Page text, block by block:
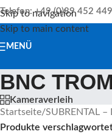
Skip to navigation
Skip to main content
Telefon: +49 (0)89 452
MENÜ
BNC
Kameraverleih
Startseite/SUBRENTAL –
Produkte